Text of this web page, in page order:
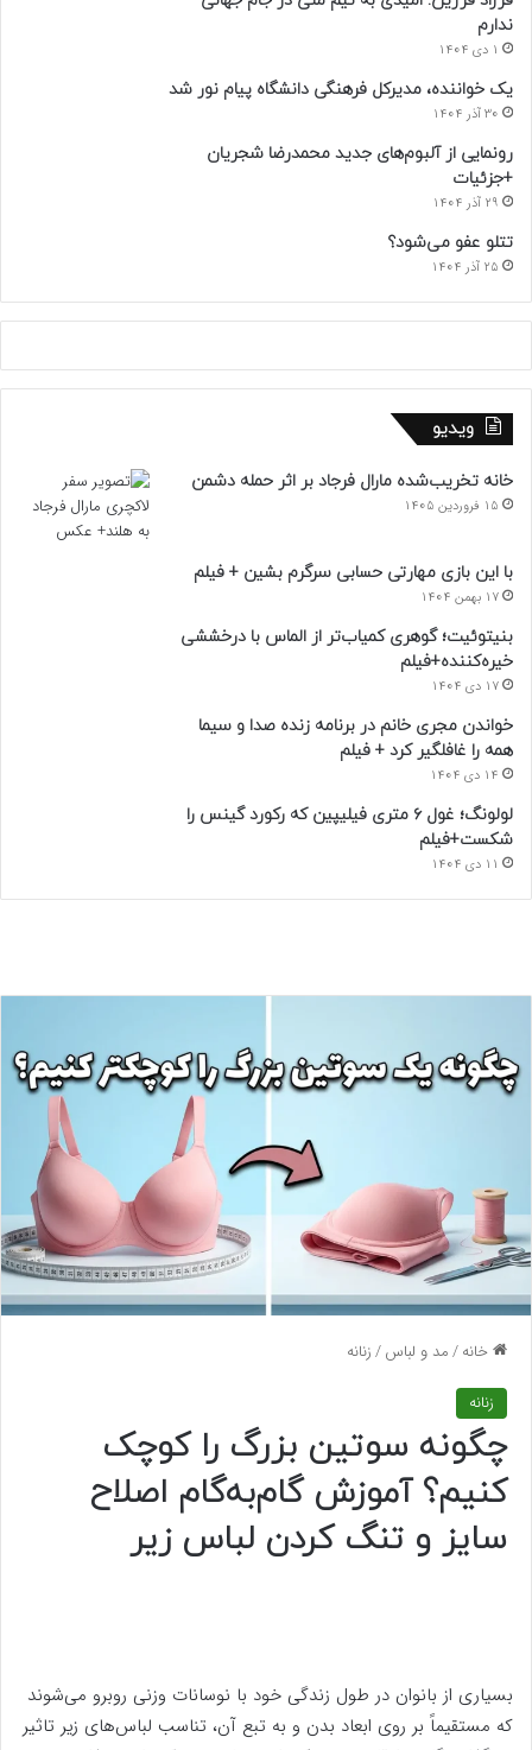
ندارم
1 دی 1404
یک خواننده، مدیرکل فرهنگی دانشگاه پیام نور شد
30 آذر 1404
رونمایی از آلبوم‌های جدید محمدرضا شجریان
+جزئیات
29 آذر 1404
تتلو عفو می‌شود؟
25 آذر 1404
ویدیو
خانه تخریب‌شده مارال فرجاد بر اثر حمله دشمن
15 فروردین 1405
با این بازی مهارتی حسابی سرگرم بشین + فیلم
17 بهمن 1404
بنیتوئیت؛ گوهری کمیاب‌تر از الماس با درخششی
خیره‌کننده+فیلم
17 دی 1404
خواندن مجری خانم در برنامه زنده صدا و سیما
همه را غافلگیر کرد + فیلم
14 دی 1404
لولونگ؛ غول ۶ متری فیلیپین که رکورد گینس را
شکست+فیلم
11 دی 1404